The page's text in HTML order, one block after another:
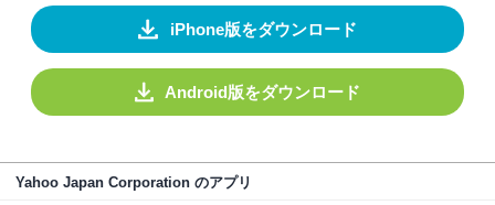
iPhone版をダウンロード
Android版をダウンロード
Yahoo Japan Corporation のアプリ